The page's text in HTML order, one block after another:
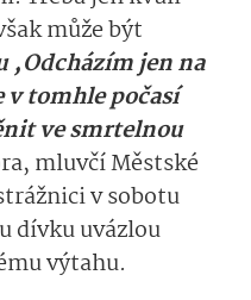
může být
‚Odcházím jen na
tomhle počasí
ve smrtelnou
mluvčí Městské
v sobotu
dívku uvázlou
výtahu.